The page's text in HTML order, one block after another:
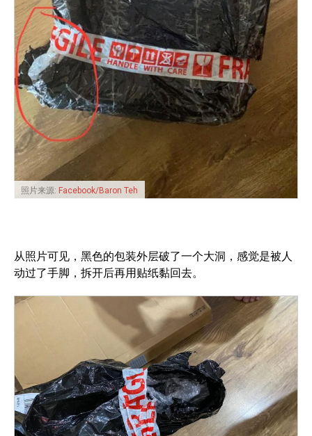
照片来源: Facebook/Baron Teh
从照片可见，黑色的包装外层破了一个大洞，感觉是被人
动过了手脚，拆开后再用贴纸黏回去。